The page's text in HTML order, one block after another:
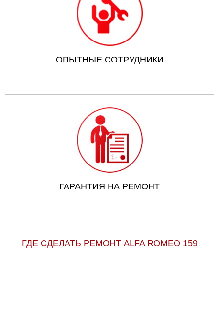
ОПЫТНЫЕ СОТРУДНИКИ
ГАРАНТИЯ НА РЕМОНТ
ГДЕ СДЕЛАТЬ РЕМОНТ ALFA ROMEO 159